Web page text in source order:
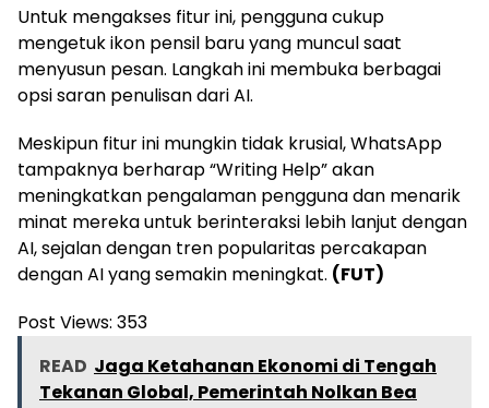
Untuk mengakses fitur ini, pengguna cukup
mengetuk ikon pensil baru yang muncul saat
menyusun pesan. Langkah ini membuka berbagai
opsi saran penulisan dari AI.
Meskipun fitur ini mungkin tidak krusial, WhatsApp
tampaknya berharap “Writing Help” akan
meningkatkan pengalaman pengguna dan menarik
minat mereka untuk berinteraksi lebih lanjut dengan
AI, sejalan dengan tren popularitas percakapan
dengan AI yang semakin meningkat. (FUT)
Post Views: 353
READ Jaga Ketahanan Ekonomi di Tengah
Tekanan Global, Pemerintah Nolkan Bea